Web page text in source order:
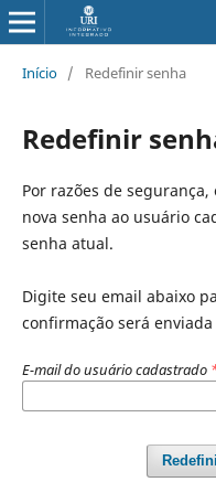
Início / Redefinir senha
Redefinir
Por razões de
nova senha ao usuário
senha atual.
Digite seu email abaixo
confirmação será
E-mail do usuário cadastrado